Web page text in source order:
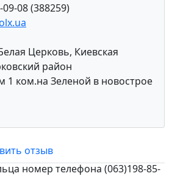
09-08 (388259)
Церковь, Киевская
район
1 ком.на Зеленой в новострое
отзыв
номер телефона (063)198-85-